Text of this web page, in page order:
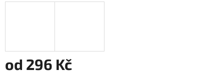
od 296 Kč